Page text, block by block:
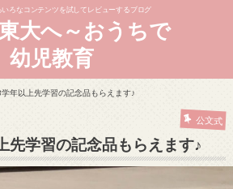
いろなコンテンツを試してレビューするブログ
大へ～おうちで
幼児教育
学年以上先学習の記念品もらえます♪
公文式
先学習の記念品もらえます♪